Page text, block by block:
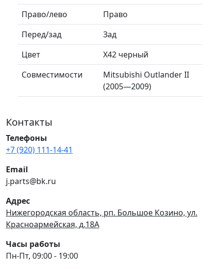
Право/лево
Право
Перед/зад
Зад
Цвет
Х42 черный
Совместимости
Mitsubishi Outlander II
(2005—2009)
Контакты
Телефоны
+7 (920) 111-14-41
Email
j.parts@bk.ru
Адрес
Нижегородская область, рп. Большое Козино, ул.
Красноармейская, д.18А
Часы работы
Пн-Пт, 09:00 - 19:00